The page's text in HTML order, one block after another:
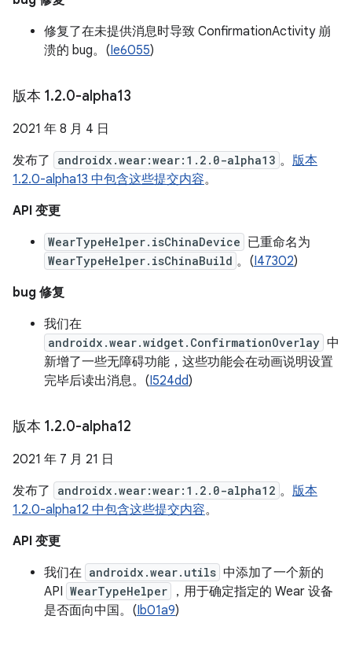
修复了在未提供消息时导致 ConfirmationActivity 崩
溃的 bug。(Ie6055)
版本 1.2.0-alpha13
2021 年 8 月 4 日
发布了
androidx.wear:wear:1.2.0-alpha13 。 版本
1.2.0-alpha13 中包含这些提交内容。
API 变更
WearTypeHelper.isChinaDevice 已重命名为
WearTypeHelper.isChinaBuild 。(I47302)
bug 修复
我们在
androidx.wear.widget.ConfirmationOverlay 中
新增了一些无障碍功能，这些功能会在动画说明设置
完毕后读出消息。(I524dd)
版本 1.2.0-alpha12
2021 年 7 月 21 日
发布了
androidx.wear:wear:1.2.0-alpha12 。 版本
1.2.0-alpha12 中包含这些提交内容。
API 变更
我们在 androidx.wear.utils 中添加了一个新的
API WearTypeHelper
，用于确定指定的 Wear 设备
是否面向中国。(Ib01a9)